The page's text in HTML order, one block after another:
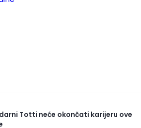
Totti neće okončati karijeru ove